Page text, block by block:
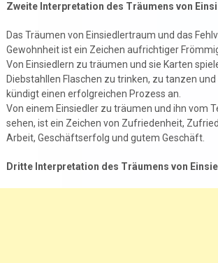
Zweite Interpretation des Träumens von
Das Träumen von Einsiedlertraum und das
Gewohnheit ist ein Zeichen aufrichtiger
Von Einsiedlern zu träumen und sie Karten
Diebstahllen Flaschen zu trinken, zu tanzen
kündigt einen erfolgreichen Prozess an.
Von einem Einsiedler zu träumen und ihn vom
sehen, ist ein Zeichen von Zufriedenheit,
Arbeit, Geschäftserfolg und gutem Geschäft.
Dritte Interpretation des Träumens von